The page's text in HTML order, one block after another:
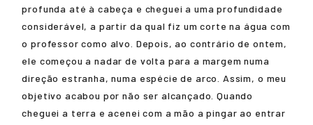
profunda até à cabeça e cheguei a uma profundidade
considerável, a partir da qual fiz um corte na água com
o professor como alvo. Depois, ao contrário de ontem,
ele começou a nadar de volta para a margem numa
direção estranha, numa espécie de arco. Assim, o meu
objetivo acabou por não ser alcançado. Quando
cheguei a terra e acenei com a mão a pingar ao entrar